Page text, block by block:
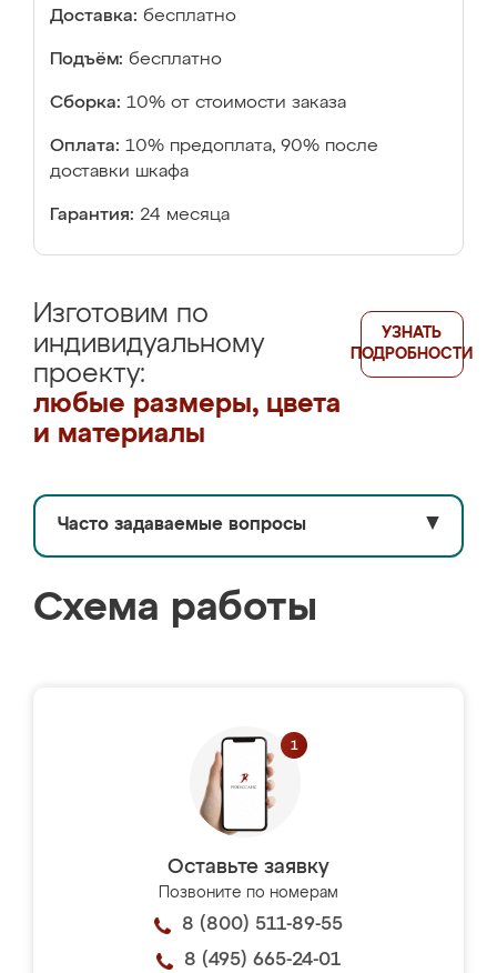
Доставка: бесплатно
Подъём: бесплатно
Сборка: 10% от стоимости заказа
Оплата: 10% предоплата, 90% после
доставки шкафа
Гарантия: 24 месяца
Изготовим по
индивидуальному
проекту:
любые размеры, цвета
и материалы
УЗНАТЬ
ПОДРОБНОСТИ
Часто задаваемые вопросы ▼
Схема работы
Оставьте заявку
Позвоните по номерам
8 (800) 511-89-55
8 (495) 665-24-01